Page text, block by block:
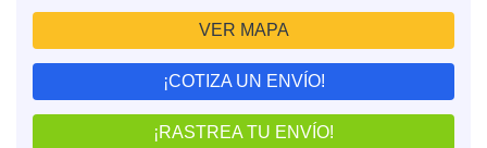
VER MAPA
¡COTIZA UN ENVÍO!
¡RASTREA TU ENVÍO!